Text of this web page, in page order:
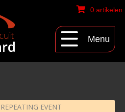
0 artikelen
Menu
EVENT